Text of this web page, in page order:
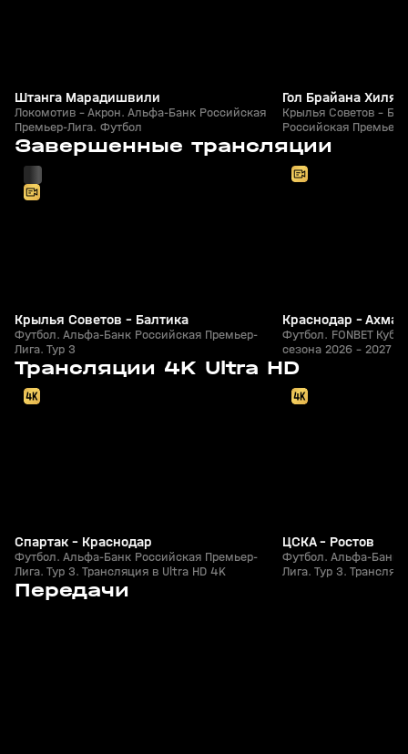
Штанга Марадишвили
Локомотив - Акрон. Альфа-Банк Российская
Премьер-Лига. Футбол
Гол Брайана Хиля
Крылья Советов -
Российская
Завершенные трансляции
Сегодня, 14:20
Крылья Советов - Балтика
Футбол. Альфа-Банк Российская Премьер-
Лига. Тур 3
05 авг, 20:30
Краснодар - Ахмат
Футбол. FONBET
сезона 2026 - 2027
Трансляции 4K Ultra HD
Завтра, 20:00
Спартак - Краснодар
Футбол. Альфа-Банк Российская Премьер-
Лига. Тур 3. Трансляция в Ultra HD 4K
Сегодня, 20:00
ЦСКА - Ростов
Футбол. Альфа-Банк
Лига. Тур 3.
Передачи
Сегодня, 14:57 Сегодня, 14:48